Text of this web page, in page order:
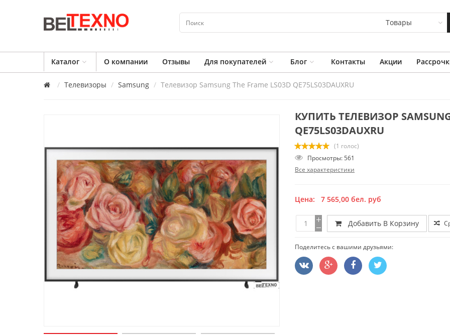
Товары
Каталог О компании Отзывы Для покупателей Блог Контакты Акции
Телевизоры Samsung Телевизор Samsung The Frame LS03D QE75LS03DAUXRU
КУПИТЬ ТЕЛЕВИЗОР SAMSUNG
QE75LS03DAUXRU
(1 голос)
Просмотры: 561
Все характеристики
Цена: 7 565,00 бел. руб
Добавить В Корзину
Поделитесь с вашими друзьями: